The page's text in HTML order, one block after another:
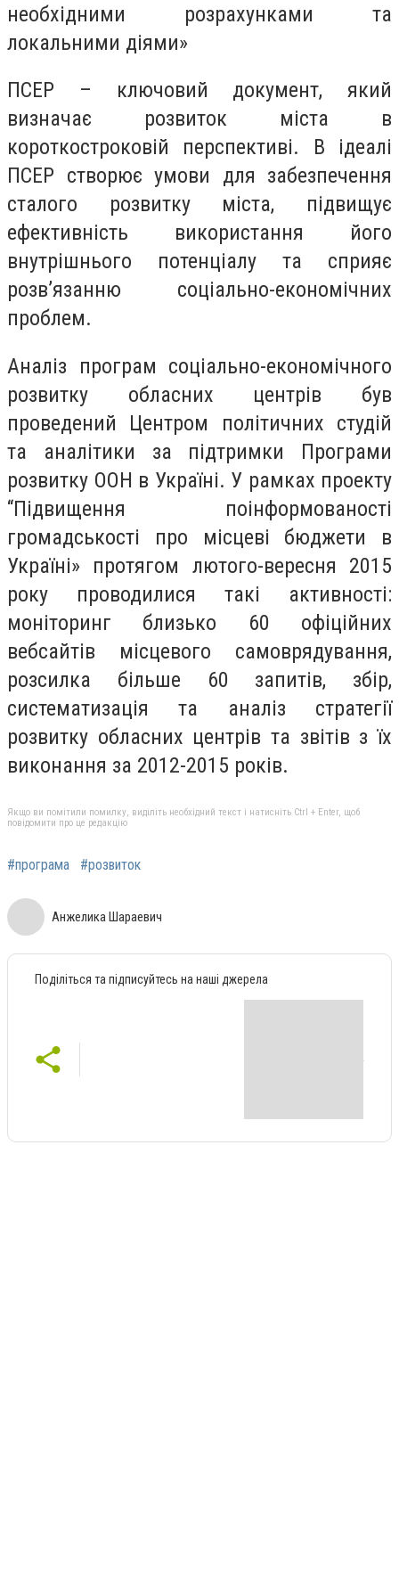
необхідними розрахунками та
локальними діями»
ПСЕР – ключовий документ, який
визначає розвиток міста в
короткостроковій перспективі. В ідеалі
ПСЕР створює умови для забезпечення
сталого розвитку міста, підвищує
ефективність використання його
внутрішнього потенціалу та сприяє
розв’язанню соціально-економічних
проблем.
Аналіз програм соціально-економічного
розвитку обласних центрів був
проведений Центром політичних студій
та аналітики за підтримки Програми
розвитку ООН в Україні. У рамках проекту
“Підвищення поінформованості
громадськості про місцеві бюджети в
Україні» протягом лютого-вересня 2015
року проводилися такі активності:
моніторинг близько 60 офіційних
вебсайтів місцевого самоврядування,
розсилка більше 60 запитів, збір,
систематизація та аналіз стратегії
розвитку обласних центрів та звітів з їх
виконання за 2012-2015 років.
Якщо ви помітили помилку, виділіть необхідний текст і натисніть Ctrl + Enter, щоб
повідомити про це редакцію
#програма #розвиток
Анжелика Шараевич
Поділіться та підписуйтесь на наші джерела